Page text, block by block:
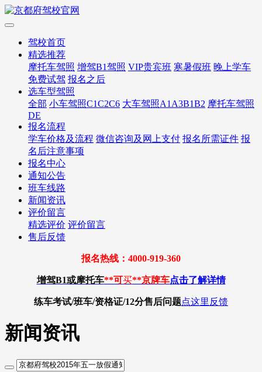
驾校首页
精选推荐
摩托车驾照 增驾B1驾照 VIP贵宾班 寒暑假班 晚上学车
免费试驾 报名之后
选车型驾照
全部 小车驾照C1C2C6 大车驾照A1A3B1B2 摩托车驾照
DE
报名流程
学车价格及流程 微信咨询及网上支付 报名所需证件 报
名后注意事项
报名中心
通知公告
班车线路
新闻资讯
评价留言
精选评价 评价留言
售后反馈
报名热线：4000-919-360
增驾B1或摩托车**可买**京牌车点击了解详情
练车考试/班车/资格证/12分售后问题点这里反馈
新闻资讯